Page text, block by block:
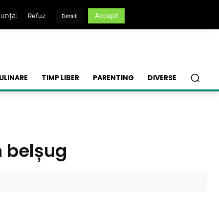
TIMP LIBER PARENTING DIVERSE
belșug
Refuz Detalii Accept